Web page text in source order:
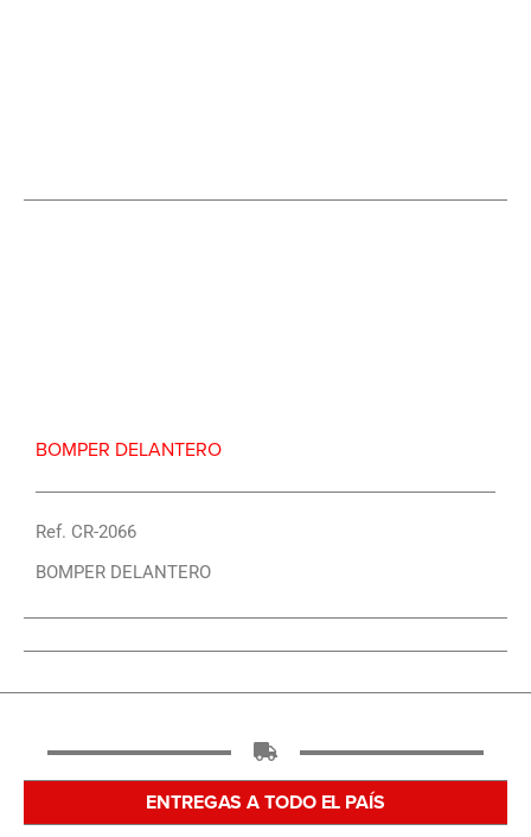
BOMPER DELANTERO
Ref. CR-2066
BOMPER DELANTERO
ENTREGAS A TODO EL PAÍS